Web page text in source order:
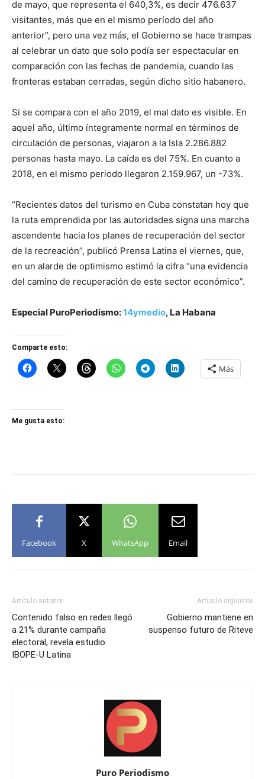
de mayo, que representa el 640,3%, es decir 476.637
visitantes, más que en el mismo período del año
anterior”, pero una vez más, el Gobierno se hace trampas
al celebrar un dato que solo podía ser espectacular en
comparación con las fechas de pandemia, cuando las
fronteras estaban cerradas, según dicho sitio habanero.
Si se compara con el año 2019, el mal dato es visible. En
aquel año, último íntegramente normal en términos de
circulación de personas, viajaron a la Isla 2.286.882
personas hasta mayo. La caída es del 75%. En cuanto a
2018, en el mismo periodo llegaron 2.159.967, un -73%.
“Recientes datos del turismo en Cuba constatan hoy que
la ruta emprendida por las autoridades signa una marcha
ascendente hacia los planes de recuperación del sector
de la recreación”, publicó Prensa Latina el viernes, que,
en un alarde de optimismo estimó la cifra “una evidencia
del camino de recuperación de este sector económico”.
Especial PuroPeriodismo:14ymedio, La Habana
Comparte esto:
Más
Me gusta esto:
Facebook X WhatsApp Email
Artículo anterior
Contenido falso en redes llegó
a 21% durante campaña
electoral, revela estudio
IBOPE-U Latina
Artículo siguiente
Gobierno mantiene en
suspenso futuro de Riteve
Puro Periodismo